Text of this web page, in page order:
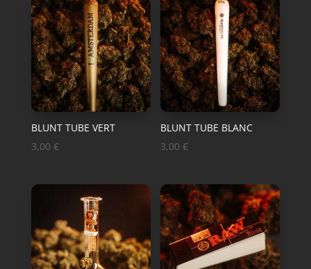
BLUNT TUBE VERT
3,00 €
BLUNT TUBE BLANC
3,00€